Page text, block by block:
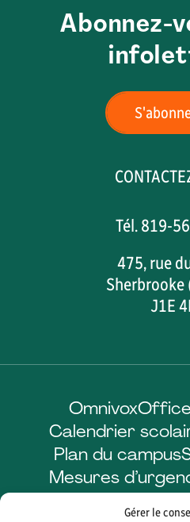
Gérer le
Abonnez-
Tél. 819-
475, rue
Sherbrooke
J1E
Omnivox
Calendrier
Plan du campus
Mesures